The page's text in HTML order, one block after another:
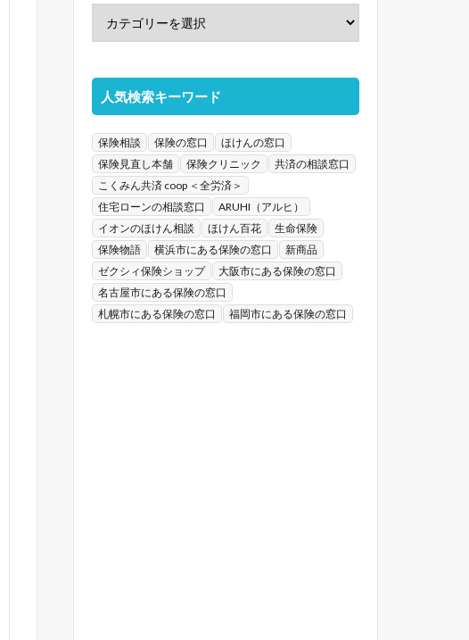
人気検索キーワード
保険相談 保険の窓口
ほけんの窓口
保険見直し本舗
保険クリニック
共済の相談窓口
こくみん共済 coop ＜全労済＞
住宅ローンの相談窓口
ARUHI（アルヒ）
イオンのほけん相談
ほけん百花
生命保険
保険物語
横浜市にある保険の窓口
新商品
ゼクシィ保険ショップ
大阪市にある保険の窓口
名古屋市にある保険の窓口
札幌市にある保険の窓口
福岡市にある保険の窓口